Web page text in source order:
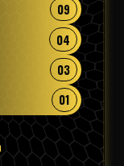
09
04
03
01